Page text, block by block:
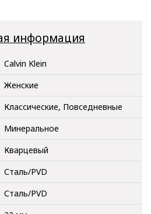
информация
Calvin Klein
Женские
Классические, Повседневные
Минеральное
Кварцевый
Сталь/PVD
Сталь/PVD